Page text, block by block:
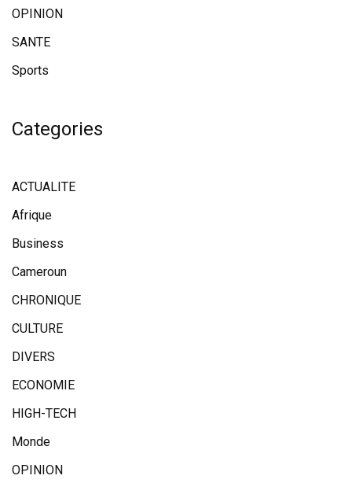
OPINION
SANTE
Sports
Categories
ACTUALITE
Afrique
Business
Cameroun
CHRONIQUE
CULTURE
DIVERS
ECONOMIE
HIGH-TECH
Monde
OPINION